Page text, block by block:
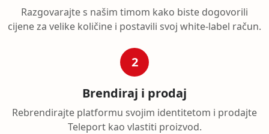
Razgovarajte s našim timom kako biste dogovorili
cijene za velike količine i postavili svoj white-label račun.
2
Brendiraj i prodaj
Rebrendirajte platformu svojim identitetom i prodajte
Teleport kao vlastiti proizvod.